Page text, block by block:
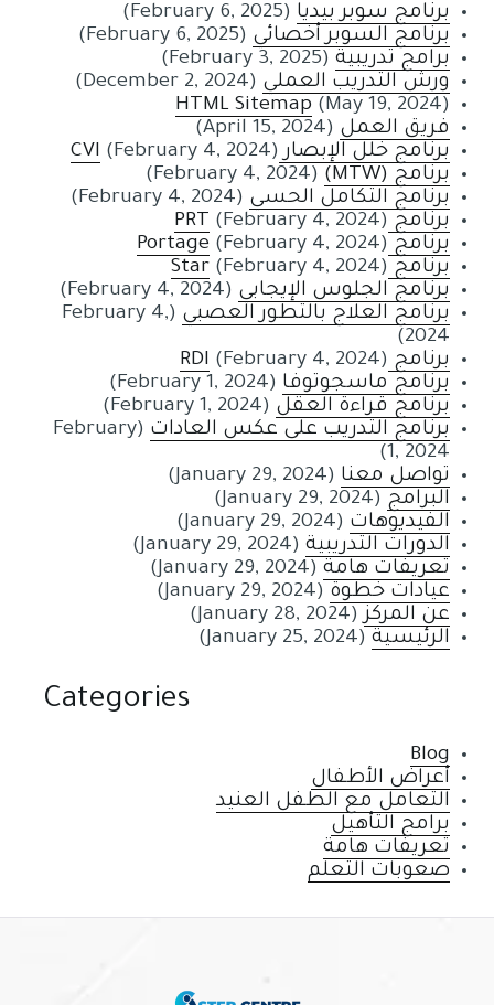
برنامج سوبر بيديا (February 6, 2025)
برنامج السوبر أخصائي (February 6, 2025)
برامج تدريبية (February 3, 2025)
ورش التدريب العملي (December 2, 2024)
HTML Sitemap (May 19, 2024)
فريق العمل (April 15, 2024)
برنامج خلل الإبصار CVI (February 4, 2024)
برنامج (MTW)
(February 4, 2024)
برنامج التكامل الحسي (February 4, 2024)
برنامج PRT (February 4, 2024)
برنامج Portage (February 4, 2024)
برنامج Star (February 4, 2024)
برنامج الجلوس الإيجابي (February 4, 2024)
برنامج العلاج بالتطور العصبي
(February 4,
2024)
برنامج RDI (February 4, 2024)
برنامج ماسجوتوفا (February 1, 2024)
برنامج قراءة العقل (February 1, 2024)
برنامج التدريب على عكس العادات
(February
1, 2024)
تواصل معنا (January 29, 2024)
البرامج (January 29, 2024)
الفيديوهات (January 29, 2024)
الدورات التدريبية (January 29, 2024)
تعريفات هامة (January 29, 2024)
عيادات خطوة (January 29, 2024)
عن المركز (January 28, 2024)
الرئيسية (January 25, 2024)
Categories
Blog
أعراض الأطفال
التعامل مع الطفل العنيد
برامج التأهيل
تعريفات هامة
صعوبات التعلم